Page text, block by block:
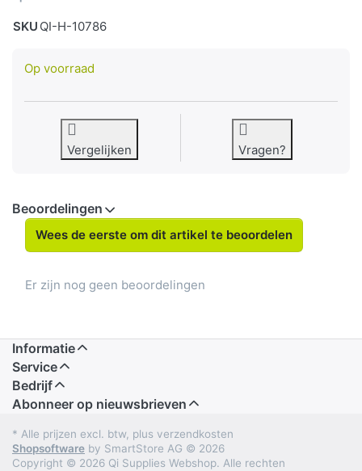
SKU QI-H-10786
Op voorraad
Vergelijken Vragen?
Beoordelingen
Wees de eerste om dit artikel te beoordelen
Er zijn nog geen beoordelingen
Informatie
Service
Bedrijf
Abonneer op nieuwsbrieven
* Alle prijzen excl. btw, plus verzendkosten
Shopsoftware by SmartStore AG © 2026
Copyright © 2026 Qi Supplies Webshop. Alle rechten